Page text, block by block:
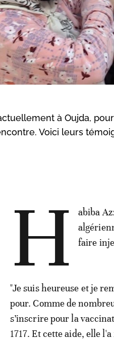
à Oujda,
Voici leurs
H
abiba
faire
"Je suis heureuse et je
pour. Comme de
s’inscrire pour la
1717. Et cette aide, elle